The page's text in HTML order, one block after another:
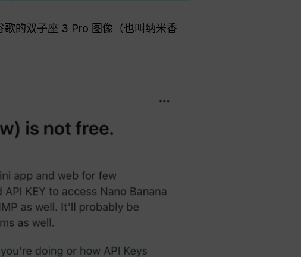
歌的双子座 3 Pro 图像（也叫纳米香